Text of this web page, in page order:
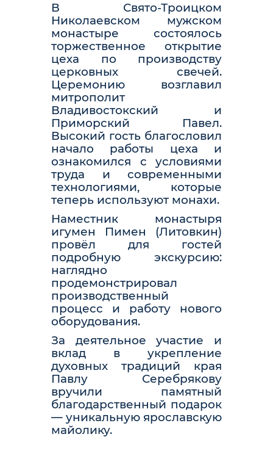
В Свято-Троицком
Николаевском мужском
монастыре состоялось
торжественное открытие
цеха по производству
церковных свечей.
Церемонию возглавил
митрополит
Владивостокский и
Приморский Павел.
Высокий гость благословил
начало работы цеха и
ознакомился с условиями
труда и современными
технологиями, которые
теперь используют монахи.
Наместник монастыря
игумен Пимен (Литовкин)
провёл для гостей
подробную экскурсию:
наглядно
продемонстрировал
производственный
процесс и работу нового
оборудования.
За деятельное участие и
вклад в укрепление
духовных традиций края
Павлу Серебрякову
вручили памятный
благодарственный подарок
— уникальную ярославскую
майолику.